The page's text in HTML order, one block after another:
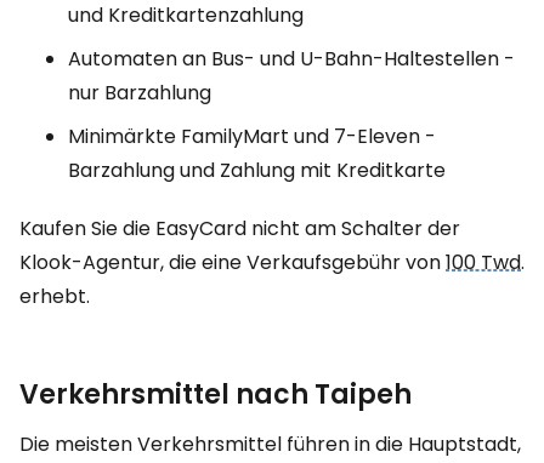
und Kreditkartenzahlung
Automaten an Bus- und U-Bahn-Haltestellen -
nur Barzahlung
Minimärkte FamilyMart und 7-Eleven -
Barzahlung und Zahlung mit Kreditkarte
Kaufen Sie die EasyCard nicht am Schalter der
Klook-Agentur, die eine Verkaufsgebühr von100 Twd.
erhebt.
Verkehrsmittel nach Taipeh
Die meisten Verkehrsmittel führen in die Hauptstadt,